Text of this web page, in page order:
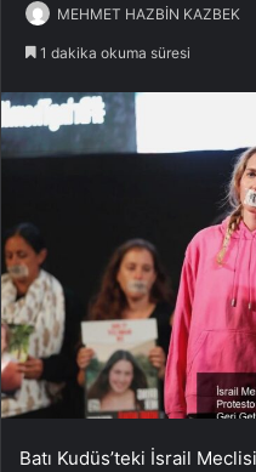
MEHMET HAZBİN KAZBEK
1 dakika okuma süresi
Batı Kudüs’teki İsrail